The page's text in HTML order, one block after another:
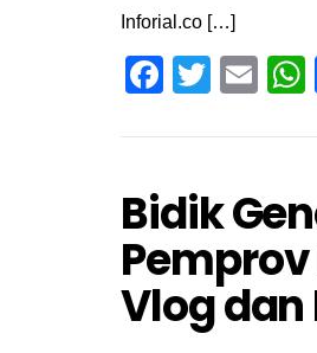
Inforial.co […]
Twitter
Bidik
Vlog dan